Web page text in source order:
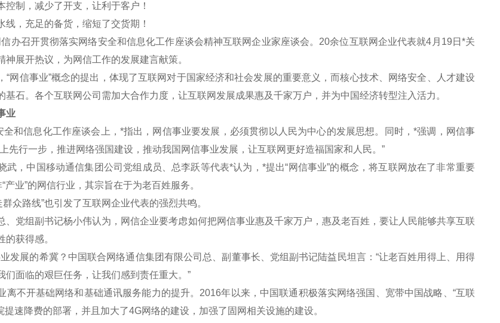
控制，减少了开支，让利于客户！
线，充足的备货，缩短了交货期！
办召开贯彻落实网络安全和信息化工作座谈会精神互联网企业家座谈会。20余位互联网企业代表就4月19日*关
神展开热议，为网信工作的发展建言献策。
信事业”概念的提出，体现了互联网对于国家经济和社会发展的重要意义，而核心技术、网络安全、人才建设
基石。各个互联网公司需加大合作力度，让互联网发展成果惠及千家万户，并为中国经济转型注入活力。
业
信息化工作座谈会上，*指出，网信事业要发展，必须贯彻以人民为中心的发展思想。同时，*强调，网信事
先行一步，推进网络强国建设，推动我国网信事业发展，让互联网更好造福国家和人民。”
，中国移动通信集团公司党组成员、总李跃等代表*认为，*提出“网信事业”的概念，将互联网放在了非常重要
产业”的网信行业，其宗旨在于为老百姓服务。
路线”也引发了互联网企业代表的强烈共鸣。
党组副书记杨小伟认为，网信企业要考虑如何把网信事业惠及千家万户，惠及老百姓，要让人民能够共享互联
的获得感。
展的希冀？中国联合网络通信集团有限公司总、副董事长、党组副书记陆益民坦言：“让老百姓用得上、用得
们面临的艰巨任务，让我们感到责任重大。”
不开基础网络和基础通讯服务能力的提升。2016年以来，中国联通积极落实网络强国、宽带中国战略、“互联
提速降费的部署，并且加大了4G网络的建设，加强了固网相关设施的建设。